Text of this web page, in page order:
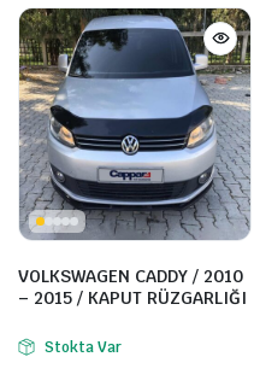
VOLKSWAGEN CADDY / 2010
– 2015 / KAPUT RÜZGARLIĞI
Stokta Var